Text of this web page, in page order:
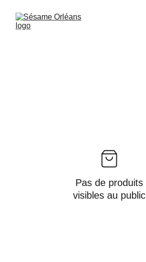
Pas de produits
visibles au public